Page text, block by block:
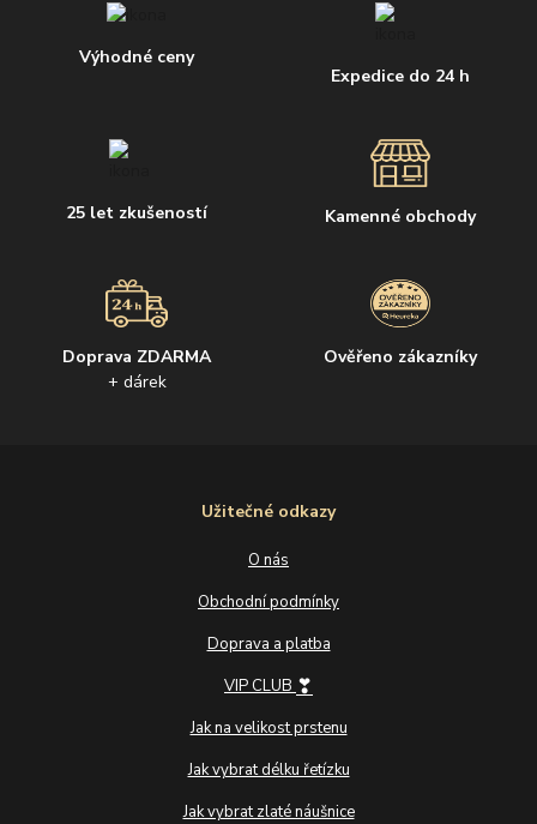
Výhodné ceny
Expedice do 24 h
25 let zkušeností Kamenné obchody
Doprava ZDARMA
+ dárek
Ověřeno zákazníky
Užitečné odkazy
O nás
Obchodní podmínky
Doprava a platba
VIP CLUB ❣
Jak na velikost prstenu
Jak vybrat délku řetízku
Jak vybrat zlaté náušnice